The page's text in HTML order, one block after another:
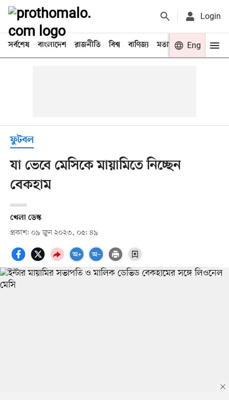
Login
সর্বশেষ বাংলাদেশ রাজনীতি বিশ্ব বাণিজ্য মতামত খেলা
Eng
ফুটবল
যা ভেবে মেসিকে মায়ামিতে নিচ্ছেন
বেকহাম
খেলা ডেস্ক
প্রকাশ: ০৯ জুন ২০২৩, ০৫: ৪৯